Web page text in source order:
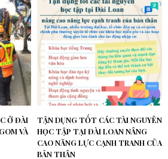
Ở ĐÀI
VÀ
TẬN DỤNG TỐT CÁC TÀI NGUYÊN
HỌC TẬP TẠI ĐÀI LOAN NÂNG
CAO NĂNG LỰC CẠNH TRANH CỦA
BẢN THÂN